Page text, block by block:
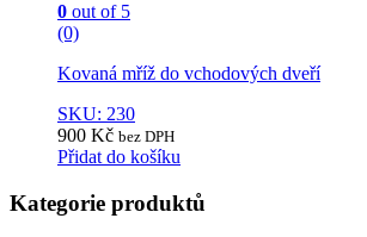
0 out of 5
(0)
Kovaná mříž do vchodových dveří
SKU: 230
900 Kč bez DPH
Přidat do košíku
Kategorie produktů